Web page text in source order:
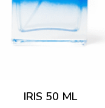
IRIS 50 ML